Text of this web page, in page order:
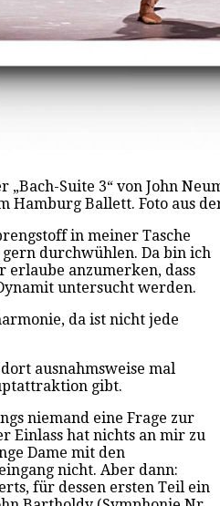
„Bach-Suite 3“ von John
Hamburg Ballett. Foto aus
in meiner Tasche
durchwühlen. Da bin ich
erlaube anzumerken, dass
untersucht werden.
da ist nicht jede
ausnahmsweise mal
gibt.
niemand eine Frage zur
Einlass hat nichts an mir zu
Dame mit den
nicht. Aber dann:
für dessen ersten Teil ein